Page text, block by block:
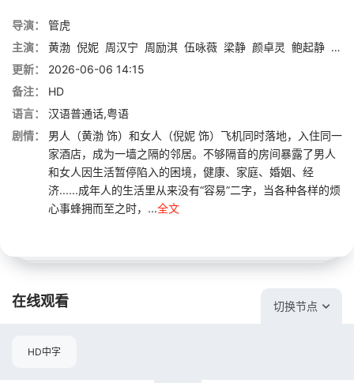
导演：
管虎
主演：
黄渤 倪妮 周汉宁 周励淇 伍咏薇 梁静 颜卓灵 鲍起静 林雪
更新：
2026-06-06 14:15
备注：
HD
语言：
汉语普通话,粤语
剧情：
男人（黄渤 饰）和女人（倪妮 饰）飞机同时落地，入住同一
家酒店，成为一墙之隔的邻居。不够隔音的房间暴露了男人
和女人因生活暂停陷入的困境，健康、家庭、婚姻、经
济......成年人的生活里从来没有“容易”二字，当各种各样的烦
心事蜂拥而至之时，...全文
在线观看 切换节点
HD中字